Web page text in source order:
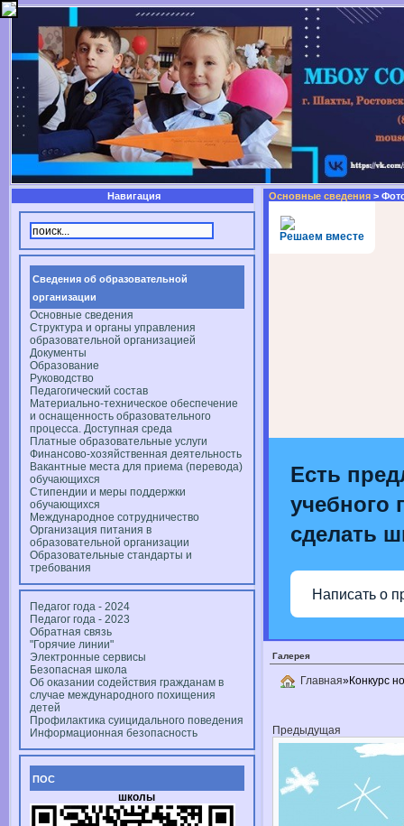
Навигация
Сведения об образовательной
организации
Основные сведения
Структура и органы управления
образовательной организацией
Документы
Образование
Руководство
Педагогический состав
Материально-техническое обеспечение
и оснащенность образовательного
процесса. Доступная среда
Платные образовательные услуги
Финансово-хозяйственная деятельность
Вакантные места для приема (перевода)
обучающихся
Стипендии и меры поддержки
обучающихся
Международное сотрудничество
Организация питания в
образовательной организации
Образовательные стандарты и
требования
Педагог года - 2024
Педагог года - 2023
Обратная связь
"Горячие линии"
Электронные сервисы
Безопасная школа
Об оказании содействия гражданам в
случае международного похищения
детей
Профилактика суицидального поведения
Информационная безопасность
ПОС
школы
Основные сведения >
Решаем вместе
Есть
учебного
сделать
Написать о
Галерея
Главная»Конкурс
Предыдущая